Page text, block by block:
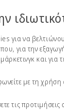
μας
για να
για την
και για
με τη
τις